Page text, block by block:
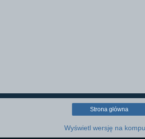
Strona główna
Wyświetl wersję na